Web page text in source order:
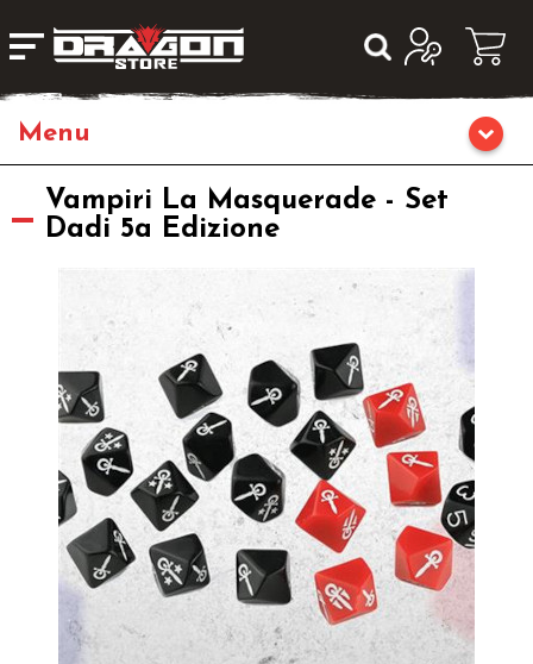
Giochi da Tavolo
Librigame
Editoria
Giochi di Carte Collezionabili
Miniature
Accessori
Vampiri La Masquerade - Set
Dadi 5a Edizione